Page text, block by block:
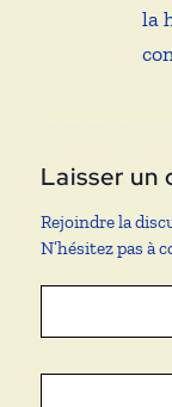
la
Laisser un
Rejoindre la
N’hésitez pas à